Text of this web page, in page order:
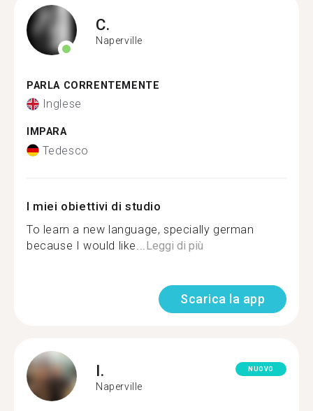
C.
Naperville
PARLA CORRENTEMENTE
Inglese
IMPARA
Tedesco
I miei obiettivi di studio
To learn a new language, specially german
because I would like... Leggi di più
Scarica la app
I.
Naperville
NUOVO